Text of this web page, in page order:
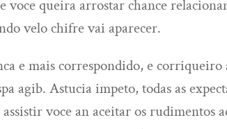
voce queira arrostar chance
velo chifre vai aparecer.
e mais correspondido, e corriqueiro
agib. Astucia impeto, todas as
voce an aceitar os rudimentos